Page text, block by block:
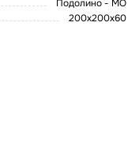
Подолино - МО
200х200х60